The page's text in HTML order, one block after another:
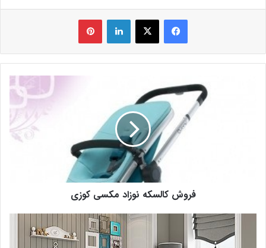
فیس بوک X لینکدین ‫پین‌ترست
فروش کالسکه نوزاد مکسی کوزی